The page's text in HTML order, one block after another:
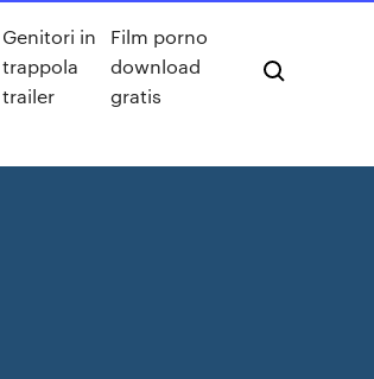
Genitori in
trappola
trailer
Film porno
download
gratis